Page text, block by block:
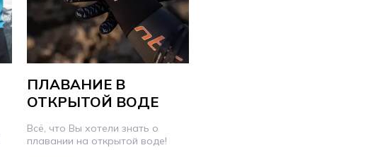
ПЛАВАНИЕ В
ОТКРЫТОЙ ВОДЕ
Всё, что Вы хотели знать о
плавании на открытой воде!